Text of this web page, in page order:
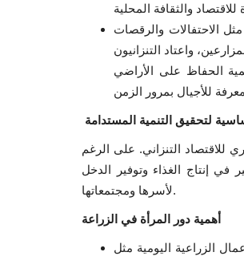
الاحتفالات والرقصات
واعتاد التنزانيون
الحفاظ على الأراضي
لتحقيق التنمية المستدامة
للاقتصاد التنزاني. على الرغم
في إنتاج الغذاء وتوفير الدخل
لأسرها ومجتمعاتها.
أهمية دور المرأة في الزراعة
الزراعية اليومية مثل